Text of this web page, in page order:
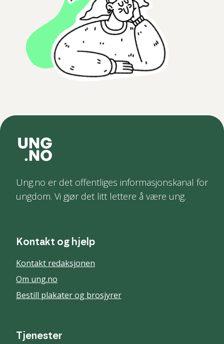
Ung.no er det offentliges informasjonskanal for
ungdom. Vi gjør det litt lettere å være ung.
Kontakt og hjelp
Kontakt redaksjonen
Om ung.no
Bestill plakater og brosjyrer
Tjenester